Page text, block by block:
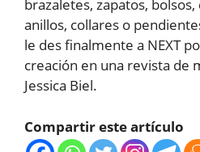
brazaletes, zapatos,
anillos, collares o
le des finalmente a NEXT
creación en una revista de
Jessica Biel.
Compartir este artículo